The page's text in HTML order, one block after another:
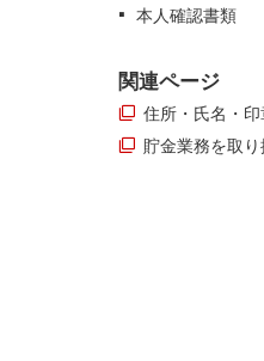
本人確認書類
関連ページ
住所・氏名・印
貯金業務を取